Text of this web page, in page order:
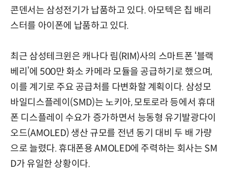
콘덴서는 삼성전기가 납품하고 있다. 아모텍은 칩 배리
스터를 아이폰에 납품하고 있다.
최근 삼성테크윈은 캐나다 림(RIM)사의 스마트폰 ‘블랙
베리’에 500만 화소 카메라 모듈을 공급하기로 했으며,
이를 계기로 주요 공급처를 다변화할 계획이다. 삼성모
바일디스플레이(SMD)는 노키아, 모토로라 등에서 휴대
폰 디스플레이 수요가 증가하면서 능동형 유기발광다이
오드(AMOLED) 생산 규모를 전년 동기 대비 두 배 가량
으로 늘렸다. 휴대폰용 AMOLED에 주력하는 회사는 SM
D가 유일한 상황이다.